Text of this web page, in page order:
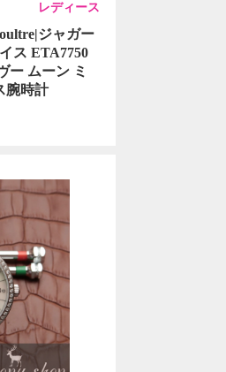
レディース
ジャガー
ス ETA7750
ー ムーン ミ
腕時計